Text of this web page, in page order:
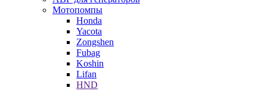
Мотопомпы
Honda
Yacota
Zongshen
Fubag
Koshin
Lifan
HND